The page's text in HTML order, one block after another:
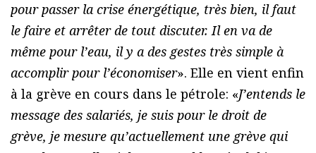
pour passer la crise énergétique, très bien, il faut
le faire et arrêter de tout discuter. Il en va de
même pour l’eau, il y a des gestes très simple à
accomplir pour l’économiser». Elle en vient enfin
à la grève en cours dans le pétrole: «J’entends le
message des salariés, je suis pour le droit de
grève, je mesure qu’actuellement une grève qui